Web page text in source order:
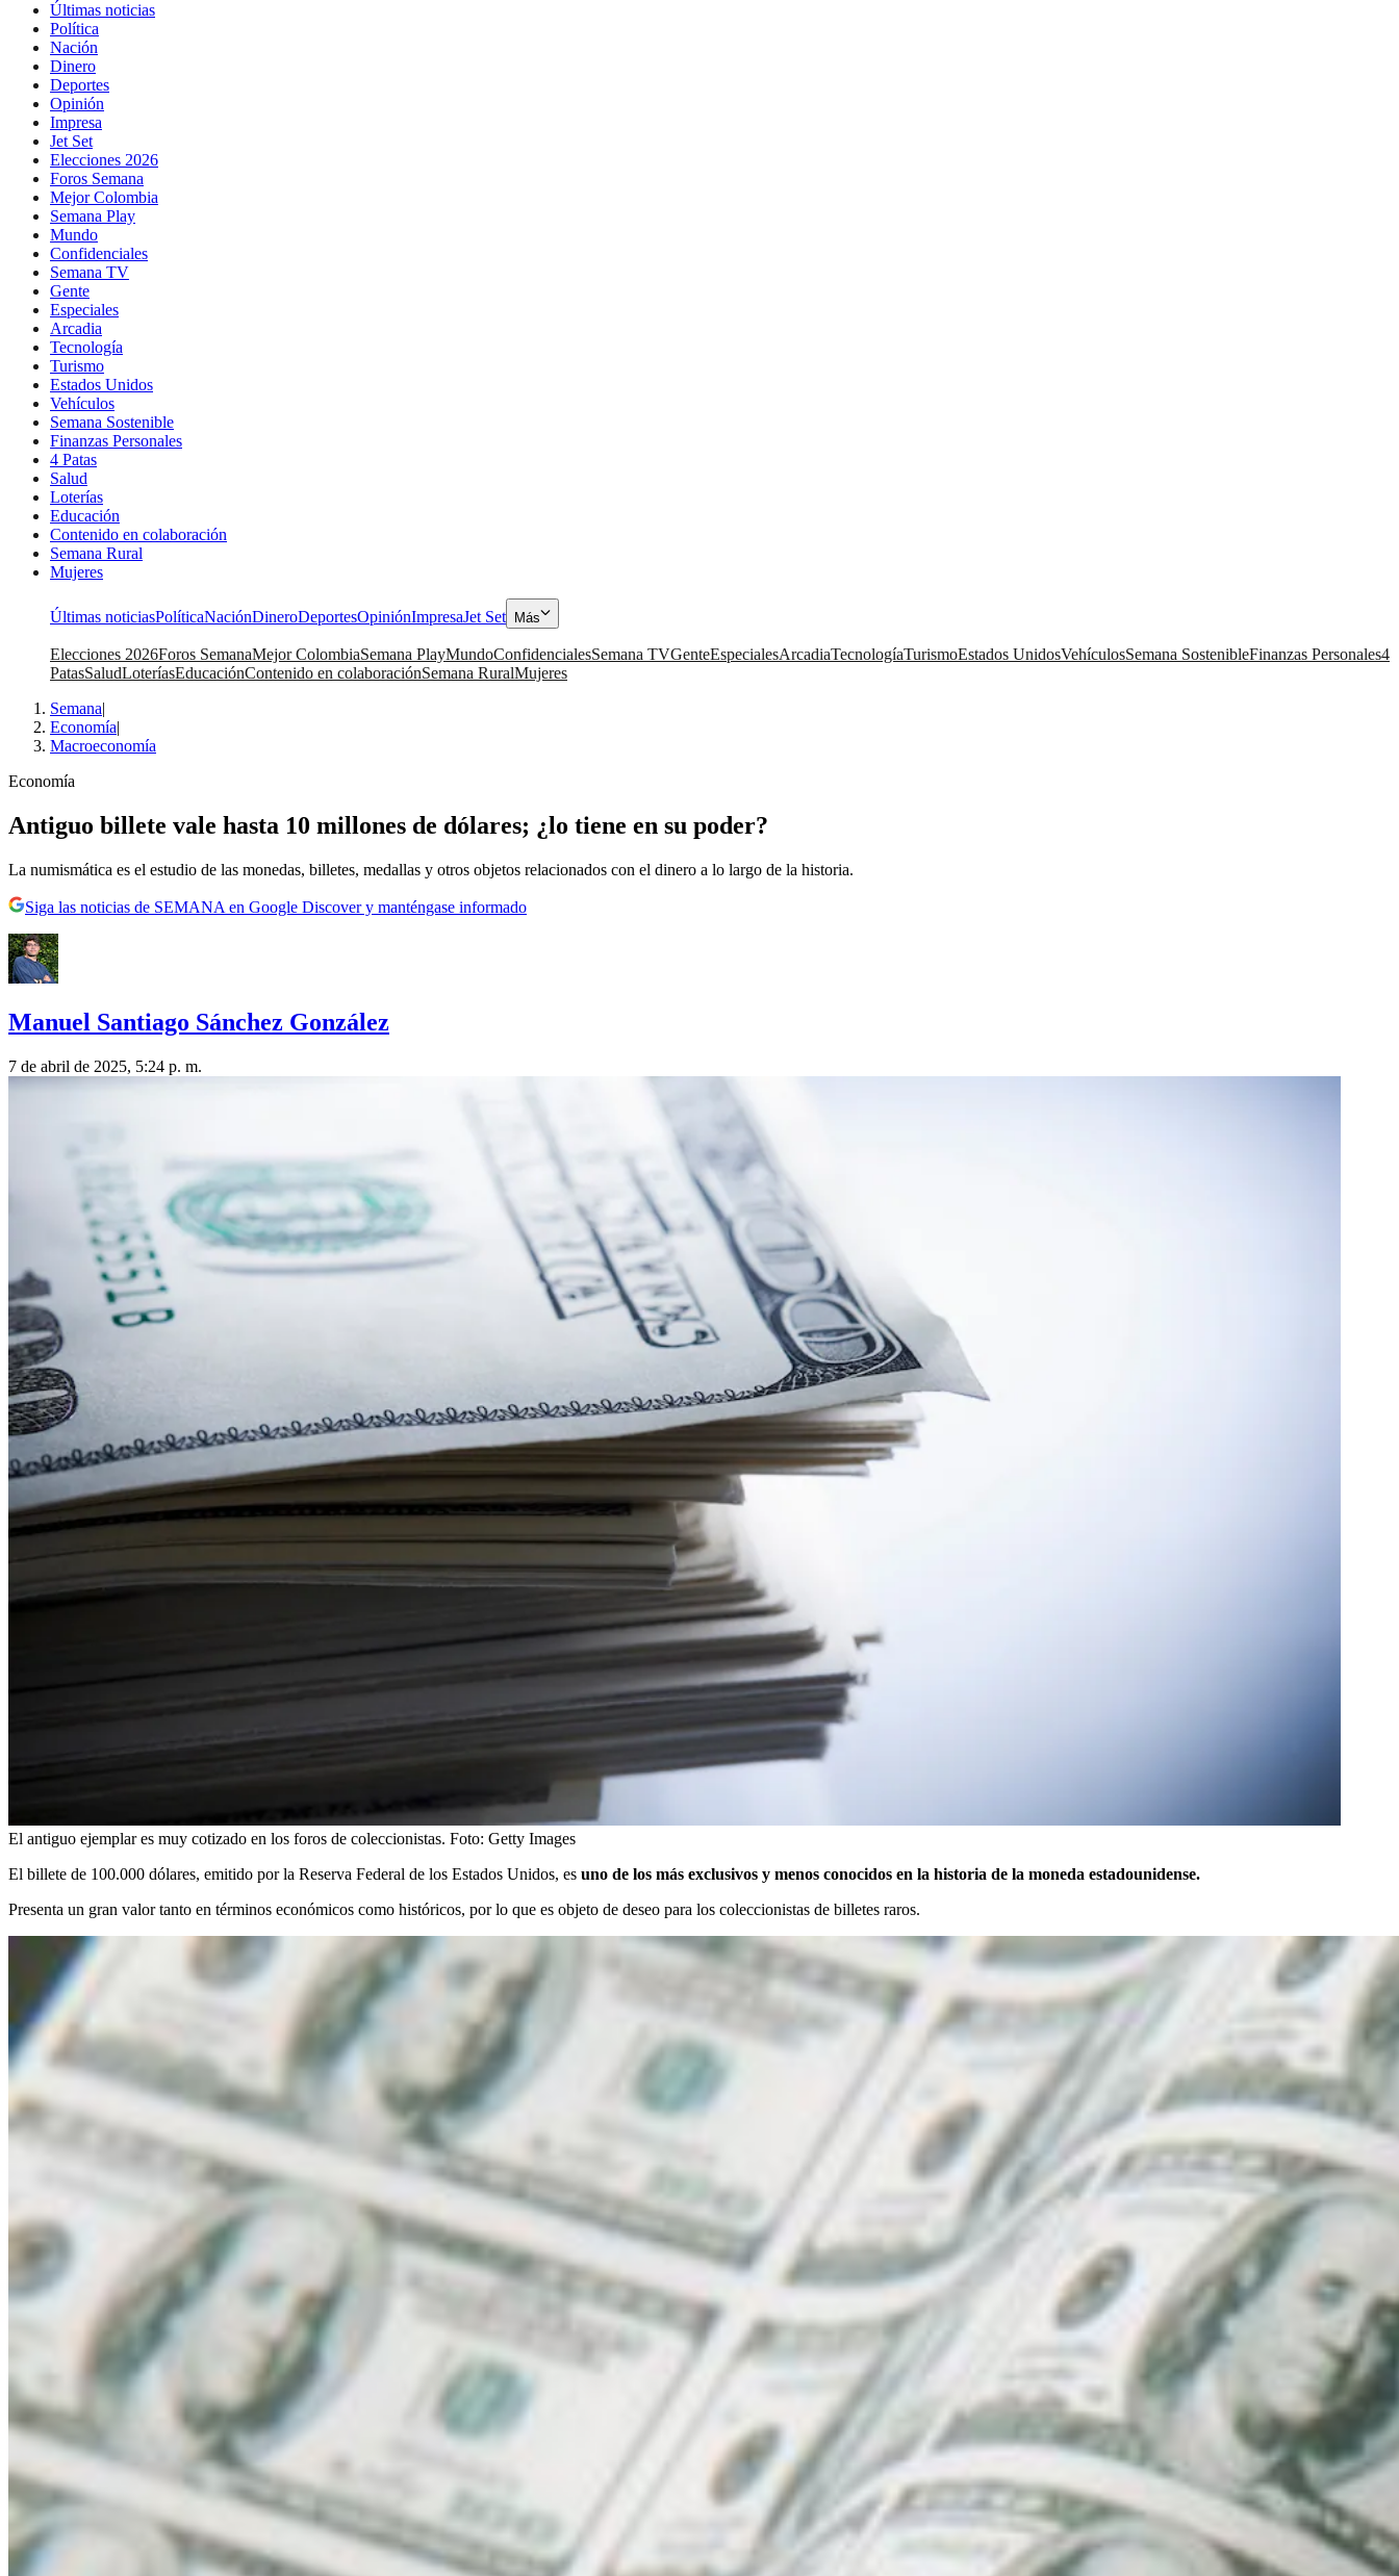
Últimas noticias
Política
Nación
Dinero
Deportes
Opinión
Impresa
Jet Set
Elecciones 2026
Foros Semana
Mejor Colombia
Semana Play
Mundo
Confidenciales
Semana TV
Gente
Especiales
Arcadia
Tecnología
Turismo
Estados Unidos
Vehículos
Semana Sostenible
Finanzas Personales
4 Patas
Salud
Loterías
Educación
Contenido en colaboración
Semana Rural
Mujeres
Últimas noticiasPolíticaNaciónDineroDeportesOpiniónImpresaJet Set Más
Elecciones 2026Foros SemanaMejor ColombiaSemana PlayMundoConfidencialesSemana TVGenteEspecialesArcadiaTecnologíaTurismoEstados UnidosVehículosSemana SostenibleFinanzas Personales4
PatasSaludLoteríasEducaciónContenido en colaboraciónSemana RuralMujeres
Semana|
Economía|
Macroeconomía
Economía
Antiguo billete vale hasta 10 millones de dólares; ¿lo tiene en su poder?
La numismática es el estudio de las monedas, billetes, medallas y otros objetos relacionados con el dinero a lo largo de la historia.
Siga las noticias de SEMANA en Google Discover y manténgase informado
Manuel Santiago Sánchez González
7 de abril de 2025, 5:24 p. m.
El antiguo ejemplar es muy cotizado en los foros de coleccionistas. Foto: Getty Images
El billete de 100.000 dólares, emitido por la Reserva Federal de los Estados Unidos, es uno de los más exclusivos y menos conocidos en la historia de la moneda estadounidense.
Presenta un gran valor tanto en términos económicos como históricos, por lo que es objeto de deseo para los coleccionistas de billetes raros.